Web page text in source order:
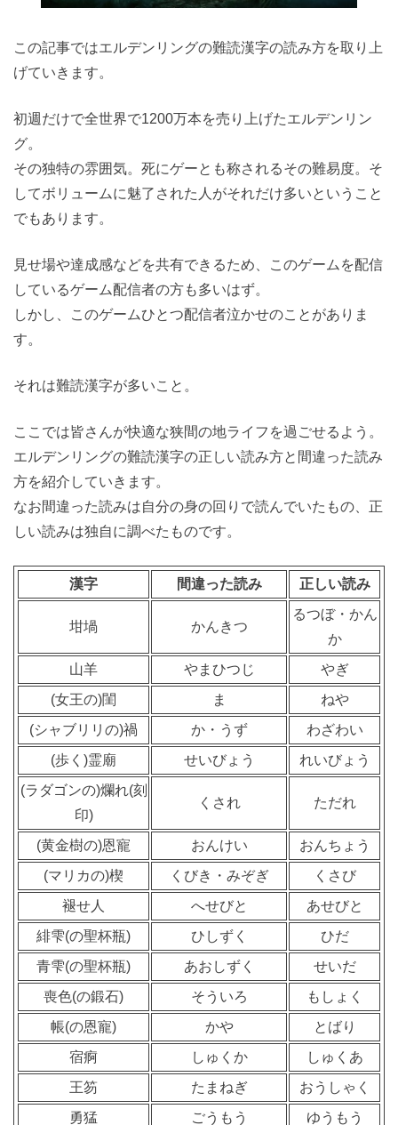
この記事ではエルデンリングの難読漢字の読み方を取り上
げていきます。
初週だけで全世界で1200万本を売り上げたエルデンリン
グ。
その独特の雰囲気。死にゲーとも称されるその難易度。そ
してボリュームに魅了された人がそれだけ多いということ
でもあります。
見せ場や達成感などを共有できるため、このゲームを配信
しているゲーム配信者の方も多いはず。
しかし、このゲームひとつ配信者泣かせのことがありま
す。
それは難読漢字が多いこと。
ここでは皆さんが快適な狭間の地ライフを過ごせるよう。
エルデンリングの難読漢字の正しい読み方と間違った読み
方を紹介していきます。
なお間違った読みは自分の身の回りで読んでいたもの、正
しい読みは独自に調べたものです。
漢字 間違った読み 正しい読み
坩堝 かんきつ
るつぼ・かん
か
山羊
やまひつじ
やぎ
(女王の)閨
ま
ねや
(シャブリリの)禍
か・うず
わざわい
(歩く)霊廟
せいびょう
れいびょう
(ラダゴンの)爛れ(刻
印)
くされ ただれ
(黄金樹の)恩寵 おんけい
おんちょう
(マリカの)楔
くびき・みぞぎ
くさび
褪せ人
へせびと
あせびと
緋雫(の聖杯瓶)
ひしずく
ひだ
青雫(の聖杯瓶)
あおしずく
せいだ
喪色(の鍛石)
そういろ
もしょく
帳(の恩寵)
かや
とばり
宿痾
しゅくか
しゅくあ
王笏
たまねぎ
おうしゃく
勇猛
ごうもう ゆうもう